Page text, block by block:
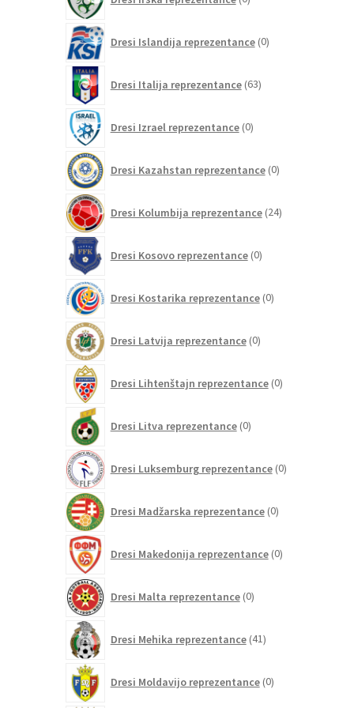
izdelkov
Dresi Islandija reprezentance 0izdelkov
Dresi Italija reprezentance 63izdelkov
Dresi Izrael reprezentance 0izdelkov
Dresi Kazahstan reprezentance 0izdelkov
Dresi Kolumbija reprezentance 24izdelkov
Dresi Kosovo reprezentance 0izdelkov
Dresi Kostarika reprezentance 0izdelkov
Dresi Latvija reprezentance 0izdelkov
Dresi Lihtenštajn reprezentance 0izdelkov
Dresi Litva reprezentance 0izdelkov
Dresi Luksemburg reprezentance 0izdelkov
Dresi Madžarska reprezentance 0izdelkov
Dresi Makedonija reprezentance 0izdelkov
Dresi Malta reprezentance 0izdelkov
Dresi Mehika reprezentance 41izdelkov
Dresi Moldavijo reprezentance 0izdelkov